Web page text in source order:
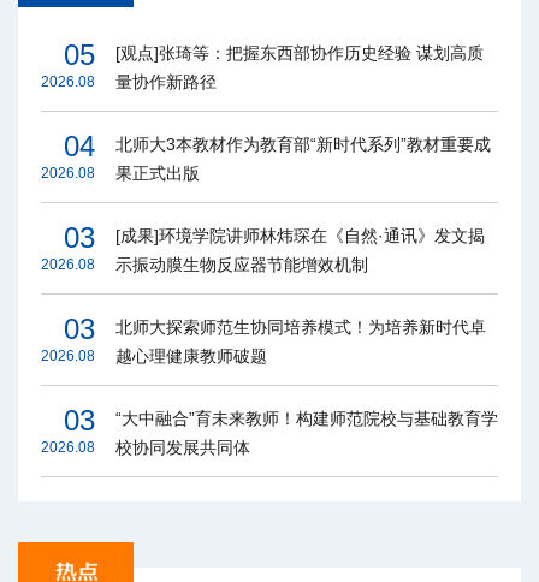
05
2026.08
[观点]张琦等：把握东西部协作历史经验 谋划高质
量协作新路径
04
2026.08
北师大3本教材作为教育部“新时代系列”教材重要成
果正式出版
03
2026.08
[成果]环境学院讲师林炜琛在《自然·通讯》发文揭
示振动膜生物反应器节能增效机制
03
2026.08
北师大探索师范生协同培养模式！为培养新时代卓
越心理健康教师破题
03
2026.08
“大中融合”育未来教师！构建师范院校与基础教育学
校协同发展共同体